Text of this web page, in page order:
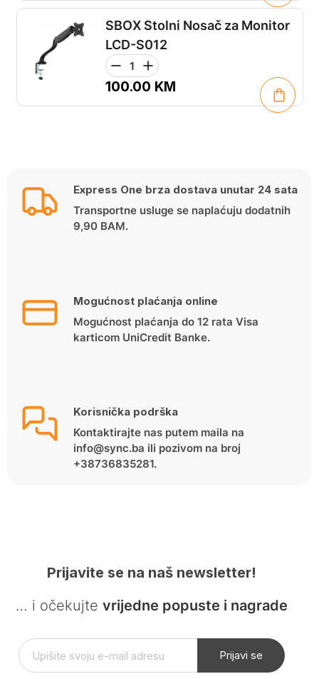
SBOX Stolni Nosač za Monitor
LCD-S012
100.00 KM
Express One brza dostava unutar 24 sata
Transportne usluge se naplaćuju dodatnih
9,90 BAM.
Mogućnost plaćanja online
Mogućnost plaćanja do 12 rata Visa
karticom UniCredit Banke.
Korisnička podrška
Kontaktirajte nas putem maila na
info@sync.ba ili pozivom na broj
+38736835281.
Prijavite se na naš newsletter!
… i očekujte vrijedne popuste i nagrade
Prijavi se